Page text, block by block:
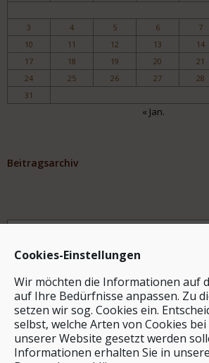
Cookies-Einstellungen
Wir möchten die Informationen auf
auf Ihre Bedürfnisse anpassen. Zu
setzen wir sog. Cookies ein.
selbst, welche Arten von Cookies
unserer Website gesetzt werden
Informationen erhalten Sie in
3
4 5 6 7
10
11 12 13 14
17
18 19 20 21
24
25 26 27 28
31
« Jan.
Beitragsarchiv
Archiv
Stichwortsuche